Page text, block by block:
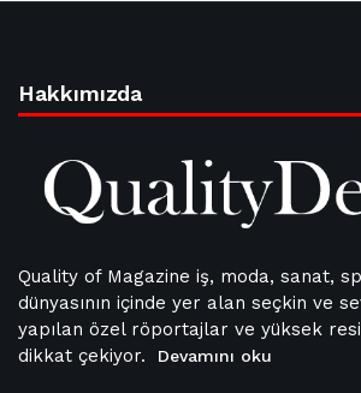
Hakkımızda
Quality of Magazine iş, moda, sanat,
dünyasının içinde yer alan seçkin ve
yapılan özel röportajlar ve yüksek
dikkat çekiyor.
Devamını oku